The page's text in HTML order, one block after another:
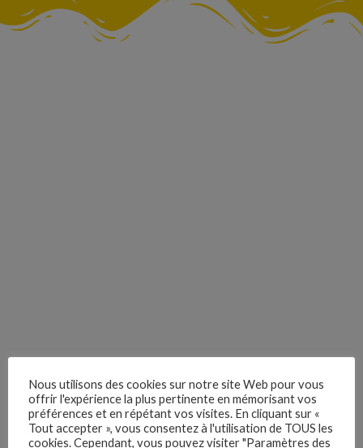
Categories: COMMUNIQUÉ DE PRESSE
Le 4 Juin 2018
Nous utilisons des cookies sur notre site Web pour vous
offrir l'expérience la plus pertinente en mémorisant vos
préférences et en répétant vos visites. En cliquant sur «
Tout accepter », vous consentez à l'utilisation de TOUS les
cookies. Cependant, vous pouvez visiter "Paramètres des